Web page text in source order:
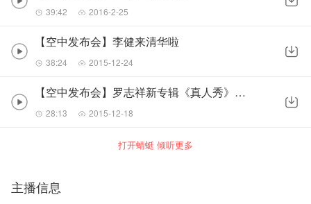
39:42 2016-2-25
【空中发布会】李健来清华啦
38:24 2015-12-24
【空中发布会】罗志祥新专辑《真人秀》强势来袭
28:13 2015-12-18
打开蜻蜓 倾听更多
主播信息